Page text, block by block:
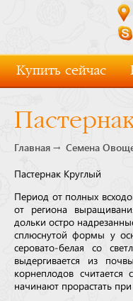
Купить сейчас
Главная Семена
Пастернак Круглый
Период от полных
от региона
дольки остро
сплюснутой формы у
серовато-белая со
выдергивается из
корнеплодов
начинают прорастать при